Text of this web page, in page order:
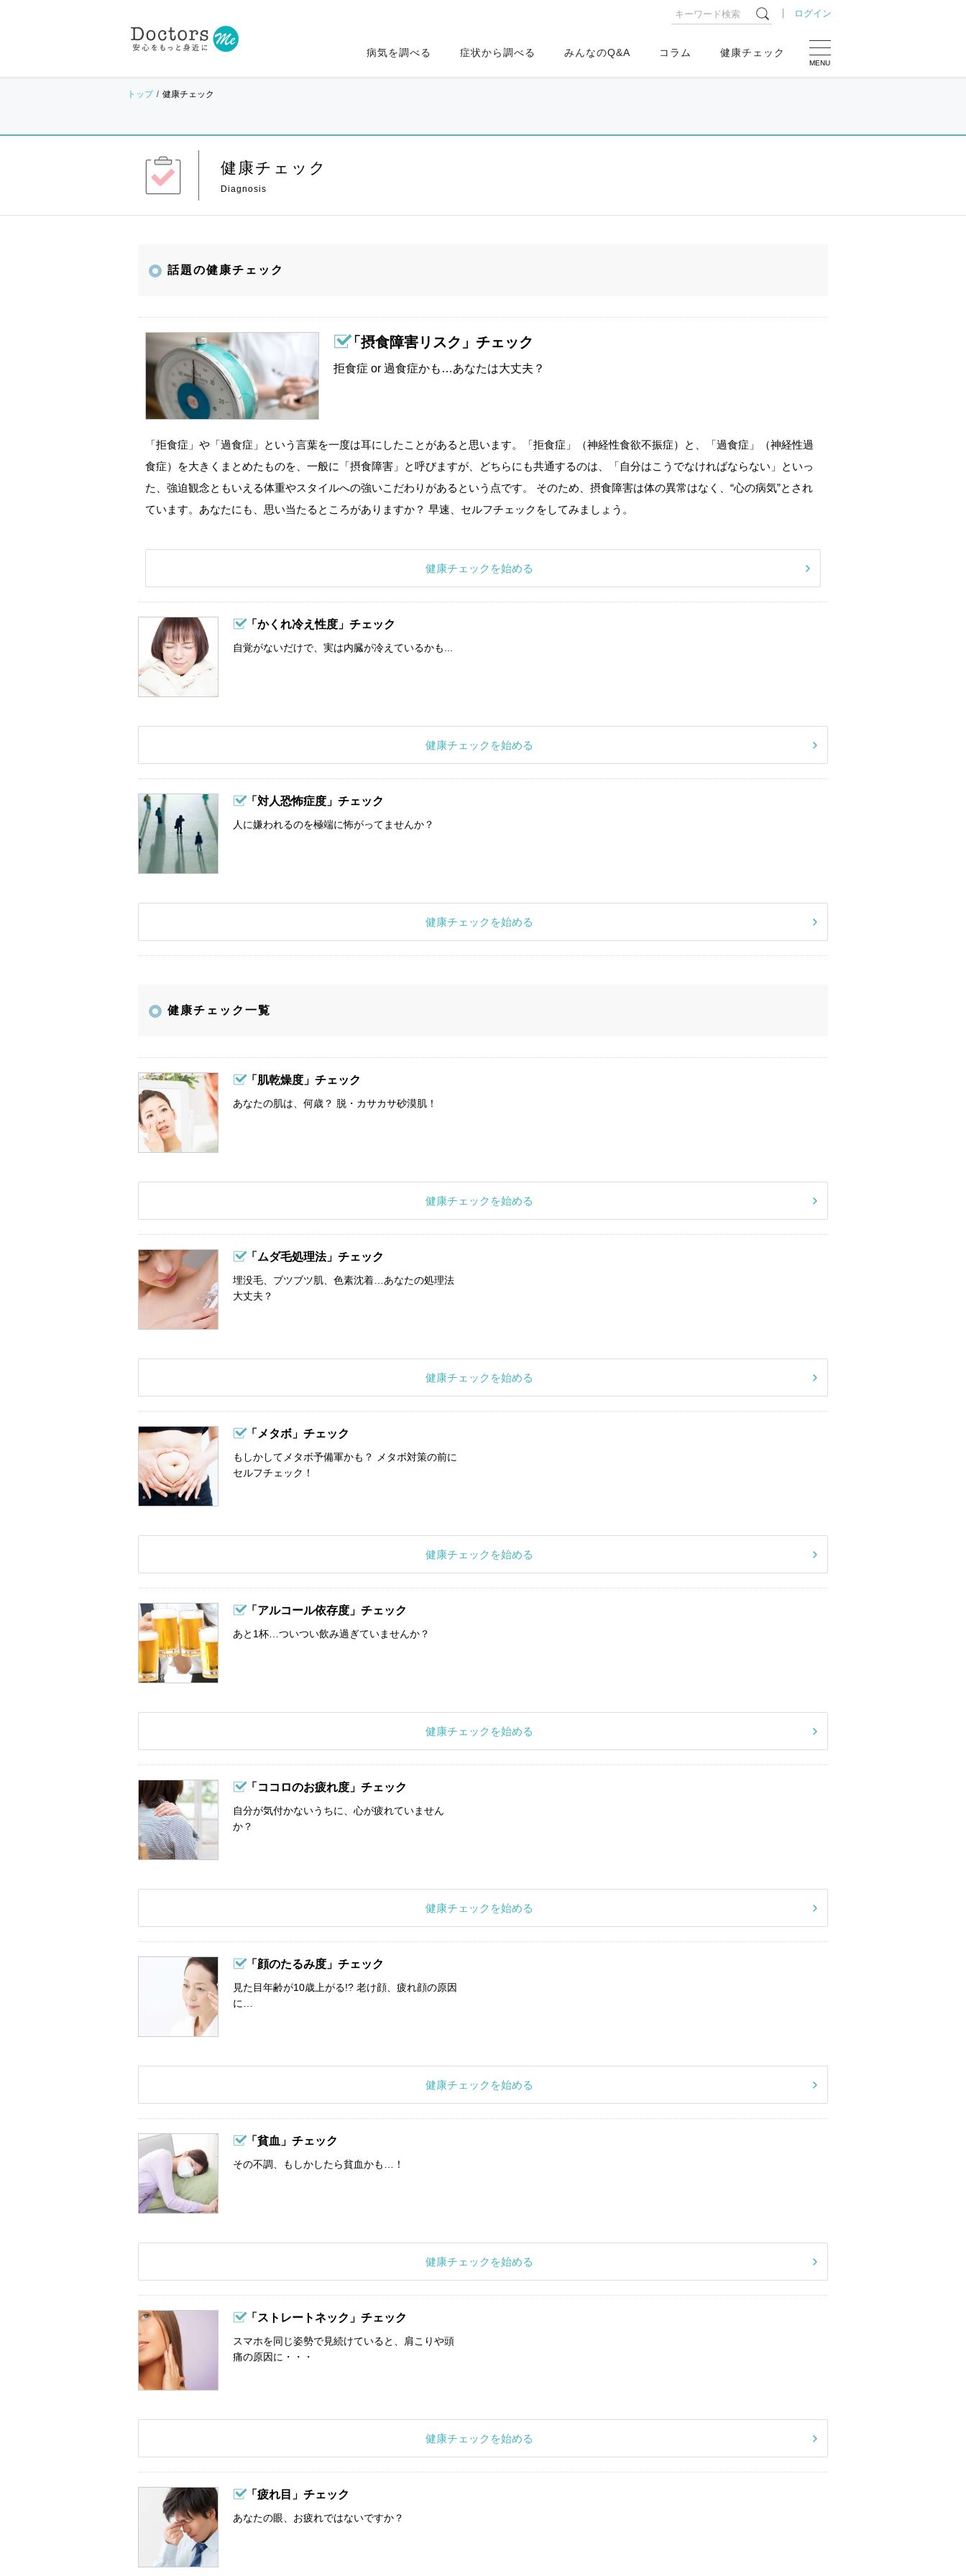
ログイン
MENU
病気を調べる 症状から調べる みんなのQ&A コラム 健康チェック
トップ 健康チェック
健康チェック
話題の健康チェック
「摂食障害リスク」チェック
拒食症 or 過食症かも…あなたは大丈夫？
「拒食症」や「過食症」という言葉を一度は耳にしたことがあると思います。「拒食症」（神経性食欲不振症）と、「過食症」（神経性過
食症）を大きくまとめたものを、一般に「摂食障害」と呼びますが、どちらにも共通するのは、「自分はこうでなければならない」といっ
た、強迫観念ともいえる体重やスタイルへの強いこだわりがあるという点です。 そのため、摂食障害は体の異常はなく、“心の病気”とされ
ています。あなたにも、思い当たるところがありますか？ 早速、セルフチェックをしてみましょう。
健康チェックを始める
「かくれ冷え性度」チェック
自覚がないだけで、実は内臓が冷えているかも...
健康チェックを始める
「対人恐怖症度」チェック
人に嫌われるのを極端に怖がってませんか？
健康チェックを始める
健康チェック一覧
「肌乾燥度」チェック
あなたの肌は、何歳？ 脱・カサカサ砂漠肌！
健康チェックを始める
「ムダ毛処理法」チェック
埋没毛、ブツブツ肌、色素沈着…あなたの処理法
大丈夫？
健康チェックを始める
「メタボ」チェック
もしかしてメタボ予備軍かも？ メタボ対策の前に
セルフチェック！
健康チェックを始める
「アルコール依存度」チェック
あと1杯…ついつい飲み過ぎていませんか？
健康チェックを始める
「ココロのお疲れ度」チェック
自分が気付かないうちに、心が疲れていません
か？
健康チェックを始める
「顔のたるみ度」チェック
見た目年齢が10歳上がる!? 老け顔、疲れ顔の原因
に…
健康チェックを始める
「貧血」チェック
その不調、もしかしたら貧血かも…！
健康チェックを始める
「ストレートネック」チェック
スマホを同じ姿勢で見続けていると、肩こりや頭
痛の原因に・・・
健康チェックを始める
「疲れ目」チェック
あなたの眼、お疲れではないですか？